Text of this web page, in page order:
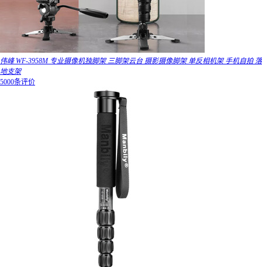
伟峰 WF-3958M 专业摄像机独脚架 三脚架云台 摄影摄像脚架 单反相机架 手机自拍 落
地支架
5000条评价